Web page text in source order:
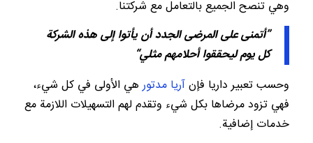
وهي تنصح الجميع بالتعامل مع شركتنا.
”أتمنىعلىالمرضىالجددأن يأتوا إلى هذهالشركة
كل يومليحققوا أحلامهممثلي“
وحسب تعبير داریا فإنآريا مدتورهي الأولى في كل شيء،
فهي تزود مرضاها بكل شيء وتقدم لهم التسهيلات اللازمة مع
خدمات إضافية.